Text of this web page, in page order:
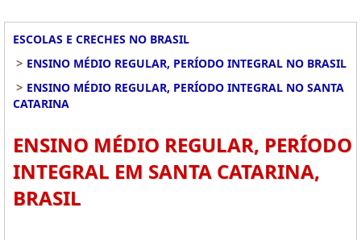
ESCOLAS E CRECHES NO BRASIL
> ENSINO MÉDIO REGULAR, PERÍODO INTEGRAL NO BRASIL
> ENSINO MÉDIO REGULAR, PERÍODO INTEGRAL NO SANTA
CATARINA
ENSINO MÉDIO REGULAR, PERÍODO
INTEGRAL EM SANTA CATARINA,
BRASIL